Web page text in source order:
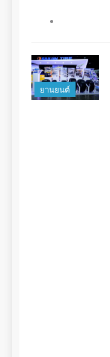
ยานยนต์